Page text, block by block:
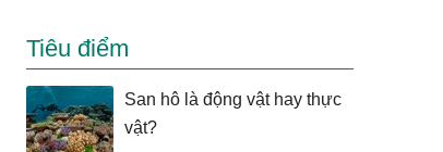
Tiêu điểm
San hô là động vật hay thực
vật?